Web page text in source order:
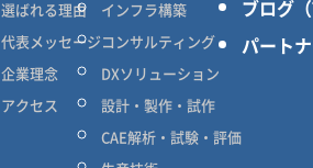
選ばれる理由
代表メッセージ
企業理念
アクセス
インフラ構築
コンサルティング
DXソリューション
設計・製作・試作
CAE解析・試験・評価
ブログ
パート